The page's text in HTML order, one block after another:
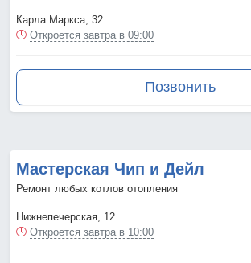
Карла Маркса, 32
Откроется завтра в 09:00
Позвонить
Мастерская Чип и Дейл
Ремонт любых котлов отопления
Нижнепечерская, 12
Откроется завтра в 10:00